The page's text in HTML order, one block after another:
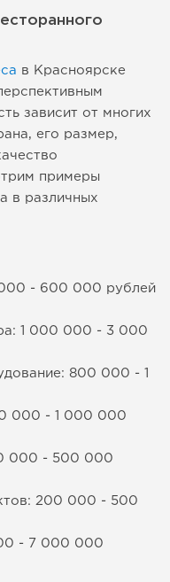
в Красноярске
зависит от многих
его размер,
примеры
в различных
- 600 000 рублей
1 000 000 - 3 000
800 000 - 1
000 - 1 000 000
000 - 500 000
200 000 - 500
- 7 000 000